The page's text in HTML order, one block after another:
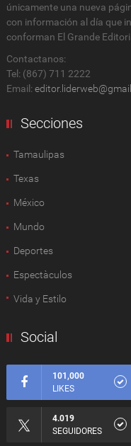
únicamente una nueva
con información al día que
conforman El Grande
Contactanos:
Tel: (867) 711 2222
Email:
Secciones
Tamaulipas
Texas
México
Mundo
Deportes
Espectàculos
Vida y Estilo
Social
101,000
LIKES
4.019
SEGUIDORES